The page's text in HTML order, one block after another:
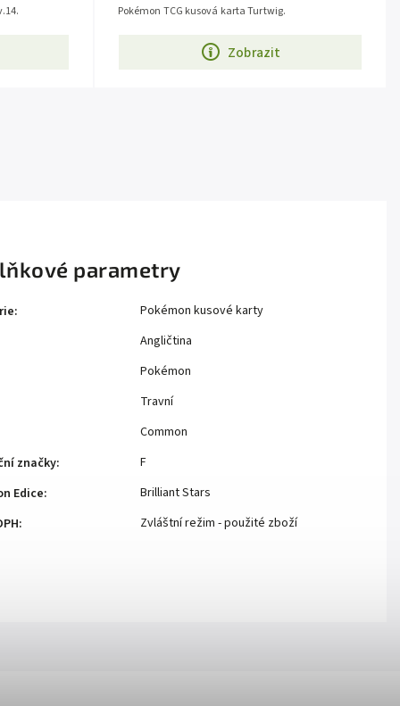
Zobrazit
Pokémon TCG kusová karta Turtwig.
parametry
:
Pokémon kusové karty
Angličtina
Pokémon
Travní
Common
značky:
F
Edice:
Brilliant Stars
: Zvláštní režim - použité zboží